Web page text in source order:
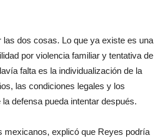
las dos cosas. Lo que ya existe es una
por violencia familiar y tentativa de
falta es la individualización de la
las condiciones legales y los
defensa pueda intentar después.
mexicanos, explicó que Reyes podría